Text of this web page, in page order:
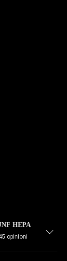
HEPA
opinioni